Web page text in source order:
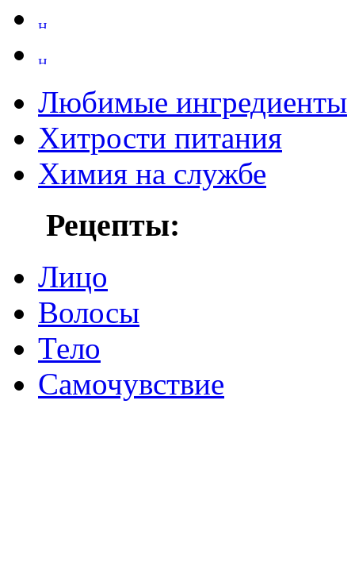
Любимые ингредиенты
Хитрости питания
Химия на службе
Рецепты:
Лицо
Волосы
Тело
Самочувствие